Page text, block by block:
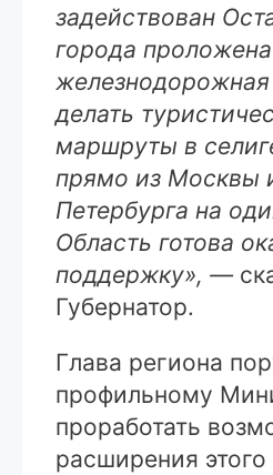
задействован
города проложена
делать
маршруты в
прямо из Москвы
Петербурга на
Область готова
поддержку», —
Губернатор.
Глава региона
профильному
проработать
расширения